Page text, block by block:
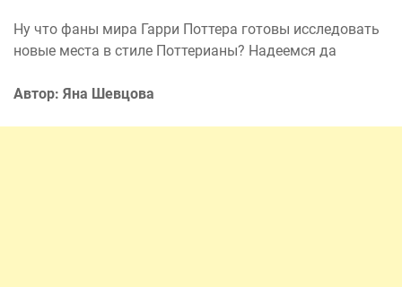
Ну что фаны мира Гарри Поттера готовы исследовать
новые места в стиле Поттерианы? Надеемся да
Автор: Яна Шевцова